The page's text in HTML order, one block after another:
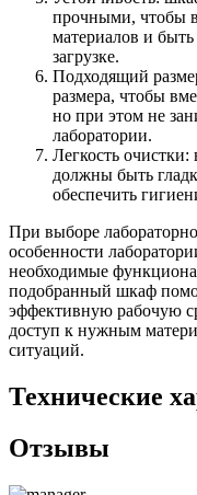
прочными, чтобы
материалов и
загрузке.
Подходящий
размера, чтобы
но при этом не
лаборатории.
Легкость
должны быть
обеспечить
При выборе
особенности
необходимые
подобранный шкаф
эффективную рабочую
доступ к нужным
ситуаций.
Технические
Отзывы